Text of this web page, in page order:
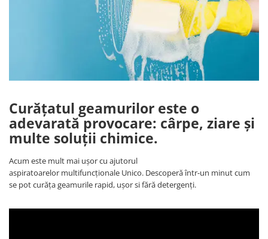
Statii de calcat cu boiler
Statii de calcat cu pompa
Fiare de calcat cu abur
Statii de calcat profesionale
Cafea și espressoare
Cafea capsule
Cafea boabe
Espresoare cafea
Cafea paduri ESE 44
Aparate de curatat cu abur
Mop cu abur
Curățatul geamurilor este o
adevarată provocare: cârpe, ziare și
multe soluții chimice.
Acum este mult mai ușor cu ajutorul
aspiratoarelor multifuncționale Unico. Descoperă într-un minut cum
se pot curăța geamurile rapid, ușor si fără detergenți.